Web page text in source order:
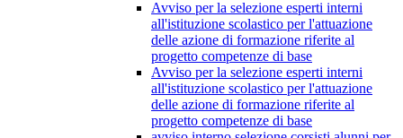
Avviso per la selezione esperti interni
all'istituzione scolastico per l'attuazione
delle azione di formazione riferite al
progetto competenze di base
Avviso per la selezione esperti interni
all'istituzione scolastico per l'attuazione
delle azione di formazione riferite al
progetto competenze di base